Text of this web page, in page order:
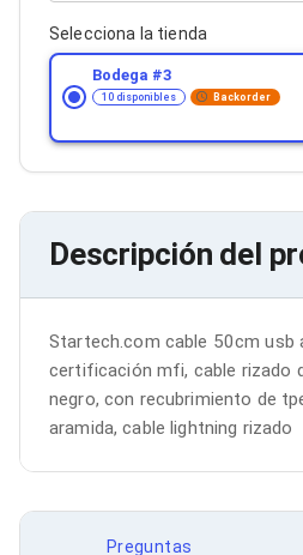
Bluetooth
Adaptadores Video
Adaptadores Video
Divisores de Video
Adaptadores Video HDMI
Adaptadores Video DVI
Repetidores USB
Adaptadores Audio
Adaptadores Audio AUX
Adaptadores Audio USB
Mouse
Mousepads
Teclados
Teclados Numéricos
Controles de Juego para PC
Servidores
Racks y Gabinetes
Charolas para Racks y
Selecciona la tienda
Bodega #3
10 disponibles Backorder
Descripción del
Startech.com cable 50cm usb
certificación mfi, cable rizado
negro, con recubrimiento de
aramida, cable lightning rizado
Preguntas